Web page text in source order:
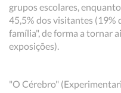
grupos escolares,
45,5% dos visitantes
família", de forma a tornar
exposições).
"O Cérebro"